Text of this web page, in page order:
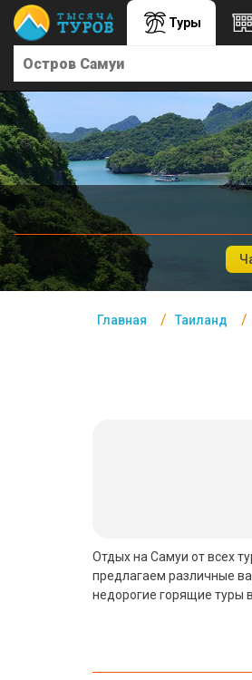
Туры
Главная Таиланд
Отдых на Самуи от всех
предлагаем различные
недорогие горящие туры
Главная
Офис г. Москва
Помощь
Подборки отелей
Турция
Таиланд
ОАЭ
Северный Гоа
Южный Гоа